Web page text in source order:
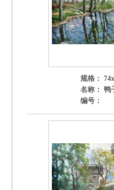
规格：
名称： 鸭
编号：